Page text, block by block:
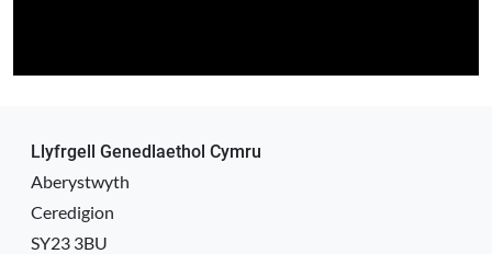
Llyfrgell Genedlaethol Cymru
Aberystwyth
Ceredigion
SY23 3BU